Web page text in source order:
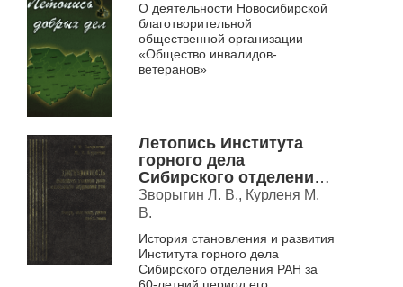
О деятельности Новосибирской
благотворительной
общественной организации
«Общество инвалидов-
ветеранов»
Летопись Института
горного дела
Сибирского отделения
РАН. Люди, события,
даты, 1943-2000
Зворыгин Л. В., Курленя М.
В.
История становления и развития
Института горного дела
Сибирского отделения РАН за